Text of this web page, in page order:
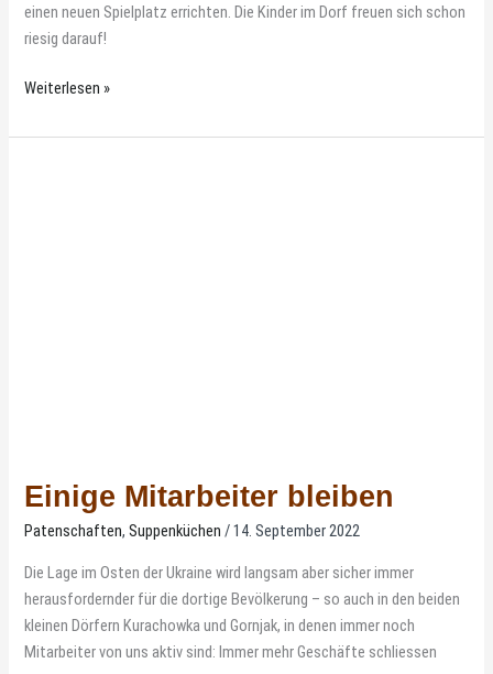
einen neuen Spielplatz errichten. Die Kinder im Dorf freuen sich schon
riesig darauf!
Weiterlesen »
Einige Mitarbeiter bleiben
Patenschaften,Suppenküchen /14. September 2022
Die Lage im Osten der Ukraine wird langsam aber sicher immer
herausfordernder für die dortige Bevölkerung – so auch in den beiden
kleinen Dörfern Kurachowka und Gornjak, in denen immer noch
Mitarbeiter von uns aktiv sind: Immer mehr Geschäfte schliessen